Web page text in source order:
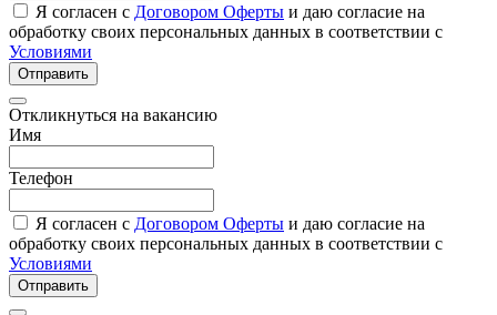
Я согласен с Договором Оферты и даю согласие на
обработку своих персональных данных в соответствии с
Условиями
Отправить
Откликнуться на вакансию
Имя
Телефон
Я согласен с Договором Оферты и даю согласие на
обработку своих персональных данных в соответствии с
Условиями
Отправить